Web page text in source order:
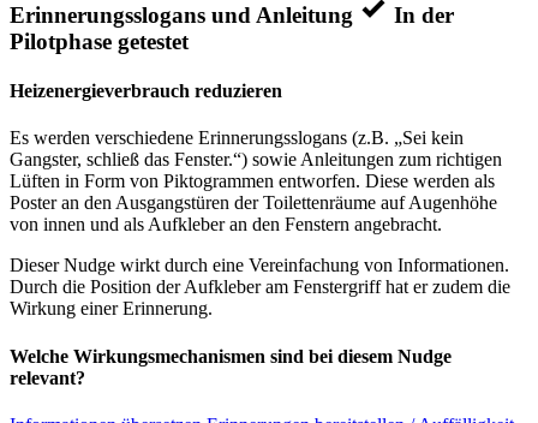
Erinnerungsslogans und Anleitung
In der
Pilotphase getestet
Heizenergieverbrauch reduzieren
Es werden verschiedene Erinnerungsslogans (z.B. „Sei kein
Gangster, schließ das Fenster.“) sowie Anleitungen zum richtigen
Lüften in Form von Piktogrammen entworfen. Diese werden als
Poster an den Ausgangstüren der Toilettenräume auf Augenhöhe
von innen und als Aufkleber an den Fenstern angebracht.
Dieser Nudge wirkt durch eine Vereinfachung von Informationen.
Durch die Position der Aufkleber am Fenstergriff hat er zudem die
Wirkung einer Erinnerung.
Welche Wirkungsmechanismen sind bei diesem Nudge
relevant?